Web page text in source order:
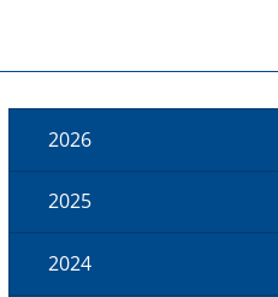
2026
2025
2024